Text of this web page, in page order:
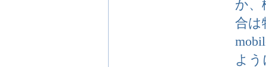
か、
合は
よ